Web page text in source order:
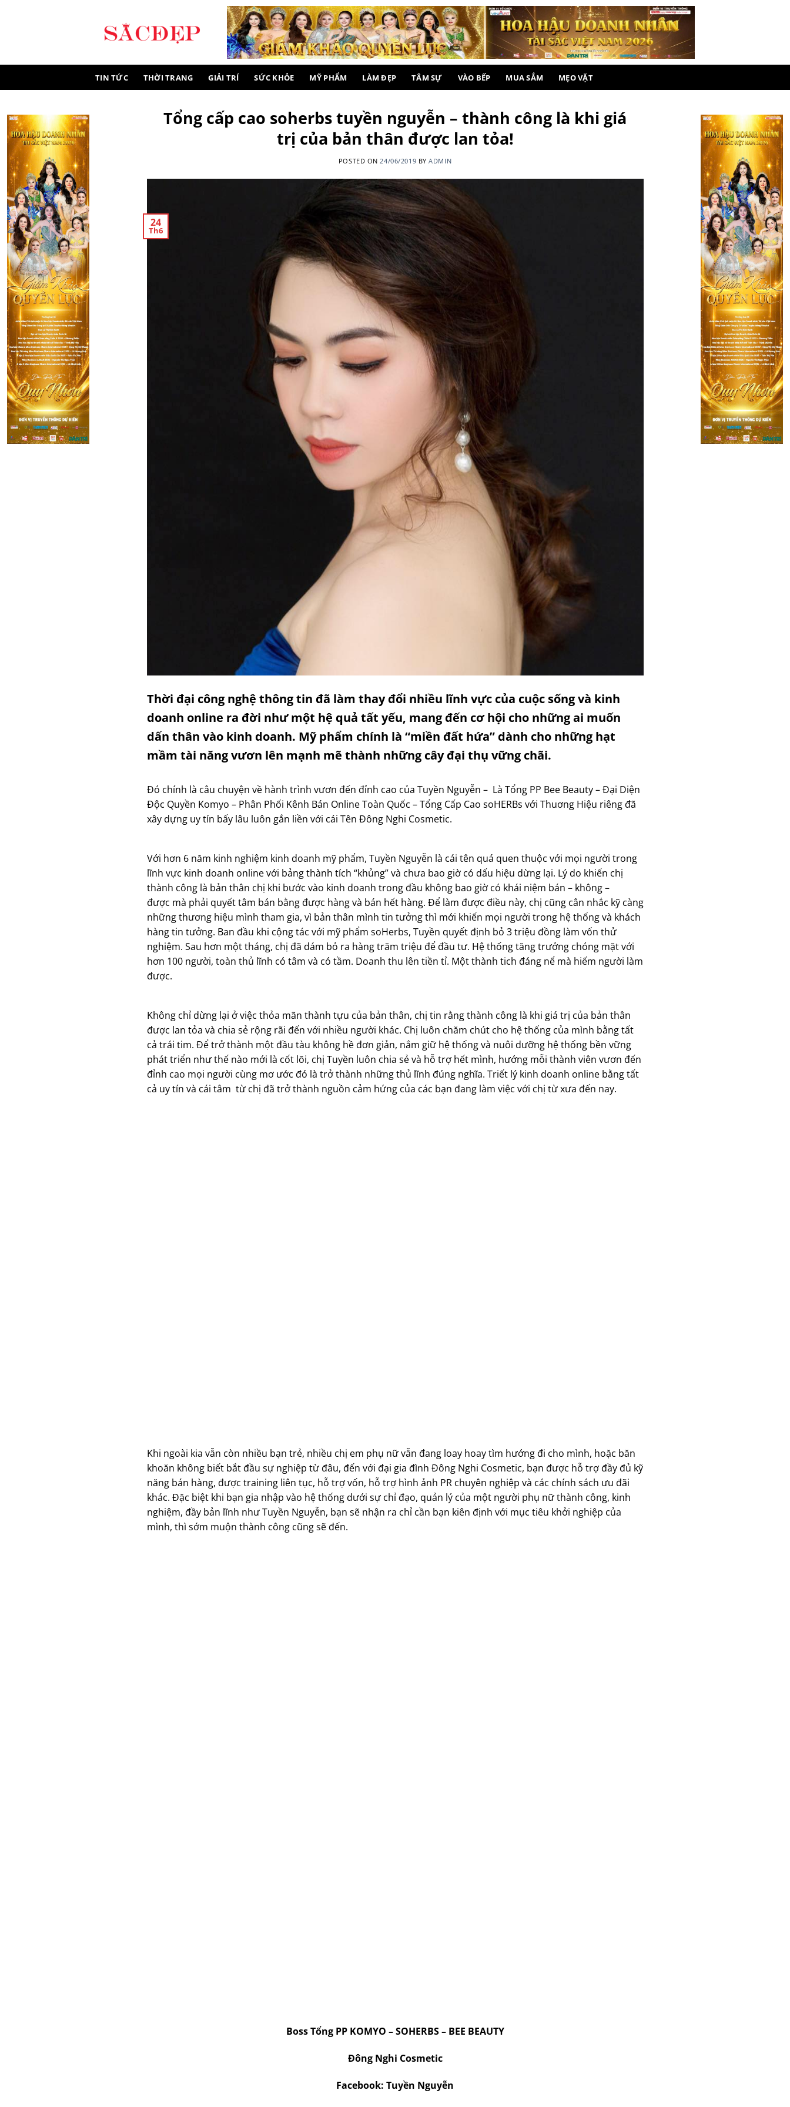
TIN TỨC THỜI TRANG GIẢI TRÍ SỨC KHỎE MỸ PHẨM LÀM ĐẸP TÂM SỰ VÀO BẾP MUA SẮM MẸO VẶT
Tổng cấp cao soherbs tuyền nguyễn – thành công là khi giá
trị của bản thân được lan tỏa!
POSTED ON 24/06/2019 BYADMIN
24
Th6
Thời đại công nghệ thông tin đã làm thay đổi nhiều lĩnh vực của cuộc sống và kinh
doanh online ra đời như một hệ quả tất yếu, mang đến cơ hội cho những ai muốn
dấn thân vào kinh doanh. Mỹ phẩm chính là “miền đất hứa” dành cho những hạt
mầm tài năng vươn lên mạnh mẽ thành những cây đại thụ vững chãi.
Đó chính là câu chuyện về hành trình vươn đến đỉnh cao của Tuyền Nguyễn – Là Tổng PP Bee Beauty – Đại Diện
Độc Quyền Komyo – Phân Phối Kênh Bán Online Toàn Quốc – Tổng Cấp Cao soHERBs với Thuơng Hiệu riêng đã
xây dựng uy tín bấy lâu luôn gắn liền với cái Tên Đông Nghi Cosmetic.
Với hơn 6 năm kinh nghiệm kinh doanh mỹ phẩm, Tuyền Nguyễn là cái tên quá quen thuộc với mọi người trong
lĩnh vực kinh doanh online với bảng thành tích “khủng” và chưa bao giờ có dấu hiệu dừng lại. Lý do khiến chị
thành công là bản thân chị khi bước vào kinh doanh trong đầu không bao giờ có khái niệm bán – không –
được mà phải quyết tâm bán bằng được hàng và bán hết hàng. Để làm được điều này, chị cũng cân nhắc kỹ càng
những thương hiệu mình tham gia, vì bản thân mình tin tưởng thì mới khiến mọi người trong hệ thống và khách
hàng tin tưởng. Ban đầu khi cộng tác với mỹ phẩm soHerbs, Tuyền quyết định bỏ 3 triệu đồng làm vốn thử
nghiệm. Sau hơn một tháng, chị đã dám bỏ ra hàng trăm triệu để đầu tư. Hệ thống tăng trưởng chóng mặt với
hơn 100 người, toàn thủ lĩnh có tâm và có tầm. Doanh thu lên tiền tỉ. Một thành tich đáng nể mà hiếm người làm
được.
Không chỉ dừng lại ở việc thỏa mãn thành tựu của bản thân, chị tin rằng thành công là khi giá trị của bản thân
được lan tỏa và chia sẻ rộng rãi đến với nhiều người khác. Chị luôn chăm chút cho hệ thống của mình bằng tất
cả trái tim. Để trở thành một đầu tàu không hề đơn giản, nắm giữ hệ thống và nuôi dưỡng hệ thống bền vững
phát triển như thế nào mới là cốt lõi, chị Tuyền luôn chia sẻ và hỗ trợ hết mình, hướng mỗi thành viên vươn đến
đỉnh cao mọi người cùng mơ ước đó là trở thành những thủ lĩnh đúng nghĩa. Triết lý kinh doanh online bằng tất
cả uy tín và cái tâm từ chị đã trở thành nguồn cảm hứng của các bạn đang làm việc với chị từ xưa đến nay.
Khi ngoài kia vẫn còn nhiều bạn trẻ, nhiều chị em phụ nữ vẫn đang loay hoay tìm hướng đi cho mình, hoặc băn
khoăn không biết bắt đầu sự nghiệp từ đâu, đến với đại gia đình Đông Nghi Cosmetic, bạn được hỗ trợ đầy đủ kỹ
năng bán hàng, được training liên tục, hỗ trợ vốn, hỗ trợ hình ảnh PR chuyên nghiệp và các chính sách ưu đãi
khác. Đặc biệt khi bạn gia nhập vào hệ thống dưới sự chỉ đạo, quản lý của một người phụ nữ thành công, kinh
nghiệm, đầy bản lĩnh như Tuyền Nguyễn, bạn sẽ nhận ra chỉ cần bạn kiên định với mục tiêu khởi nghiệp của
mình, thì sớm muộn thành công cũng sẽ đến.
Boss Tổng PP KOMYO – SOHERBS – BEE BEAUTY
Đông Nghi Cosmetic
Facebook: Tuyền Nguyễn